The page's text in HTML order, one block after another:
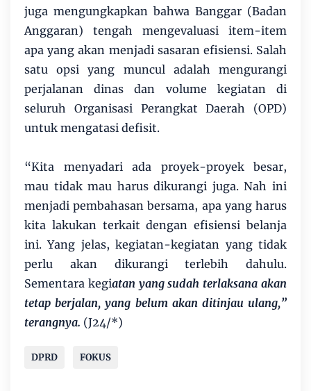
juga mengungkapkan bahwa Banggar (Badan
Anggaran) tengah mengevaluasi item-item
apa yang akan menjadi sasaran efisiensi. Salah
satu opsi yang muncul adalah mengurangi
perjalanan dinas dan volume kegiatan di
seluruh Organisasi Perangkat Daerah (OPD)
untuk mengatasi defisit.
“Kita menyadari ada proyek-proyek besar,
mau tidak mau harus dikurangi juga. Nah ini
menjadi pembahasan bersama, apa yang harus
kita lakukan terkait dengan efisiensi belanja
ini. Yang jelas, kegiatan-kegiatan yang tidak
perlu akan dikurangi terlebih dahulu.
Sementara kegiatan yang sudah terlaksana akan
tetap berjalan, yang belum akan ditinjau ulang,”
terangnya. (J24/*)
DPRD FOKUS